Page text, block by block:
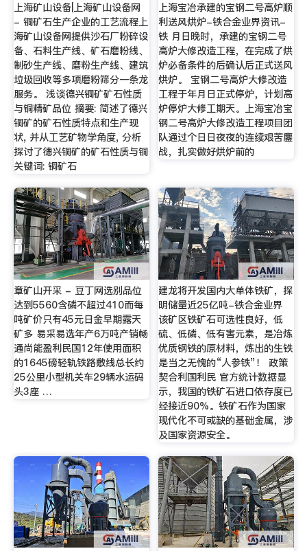
上海矿山设备|上海矿山设备网
- 铜矿石生产企业的工艺流程上
海矿山设备网提供沙石厂粉碎设
备、石料生产线、矿石磨粉线、
制砂生产线、磨粉生产线、建筑
垃圾回收等多项磨粉筛分一条龙
服务。 浅谈德兴铜矿矿石性质
与铜精矿品位 摘要: 简述了德兴
铜矿的矿石性质特点和生产现
状, 并从工艺矿物学角度, 分析
探讨了德兴铜矿的矿石性质与铜
关键词: 铜矿石
上海宝冶承建的宝钢二号高炉顺
利送风烘炉-铁合金业界资讯-
铁 月日晚时，承建的宝钢二号
高炉大修改造工程，在完成了烘
炉必备条件的后确认后正式送风
烘炉。 宝钢二号高炉大修改造
工程于年月日正式停炉，计划高
炉停炉大修工期天。上海宝冶宝
钢二号高炉大修改造工程项目团
队通过个日日夜夜的连续艰苦鏖
战，扎实做好烘炉前的
章矿山开采 - 豆丁网选别品位
达到5560含磷不超过410而每
吨矿价只有45元日金早期露天
矿多 易采易选年产6万吨产销畅
通尚能盈利民国12年使用面积
的1645磅轻轨铁路敷线总长约
25公里小型机关车29辆水运码
头3座 …
建龙将开发国内大单体铁矿，探
明储量近25亿吨-铁合金业界
该矿区铁矿石可选性良好，低
硫、低磷、低有害元素，是冶炼
优质钢铁的原材料，炼出的生铁
是当之无愧的“人参铁”！ 政策
契合利国利民 官方统计数据显
示，我国的铁矿石进口依存度已
经接近90%。铁矿石作为国家
现代化不可或缺的基础金属，涉
及国家资源安全。